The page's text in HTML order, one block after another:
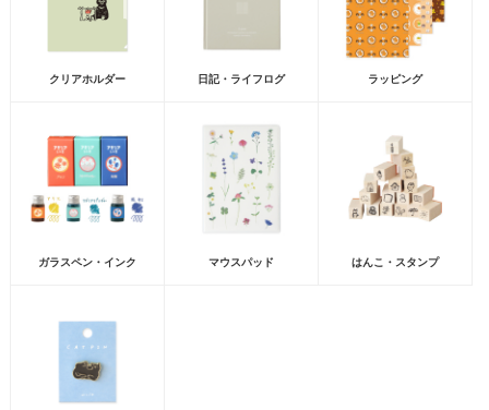
クリアホルダー 日記・ライフログ ラッピング
ガラスペン・インク マウスパッド はんこ・スタンプ